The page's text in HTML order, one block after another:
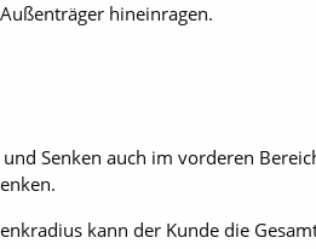
hineinragen.
Senken auch im vorderen
kann der Kunde die